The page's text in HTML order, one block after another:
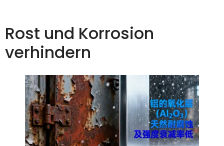
Rost und Korrosion
verhindern